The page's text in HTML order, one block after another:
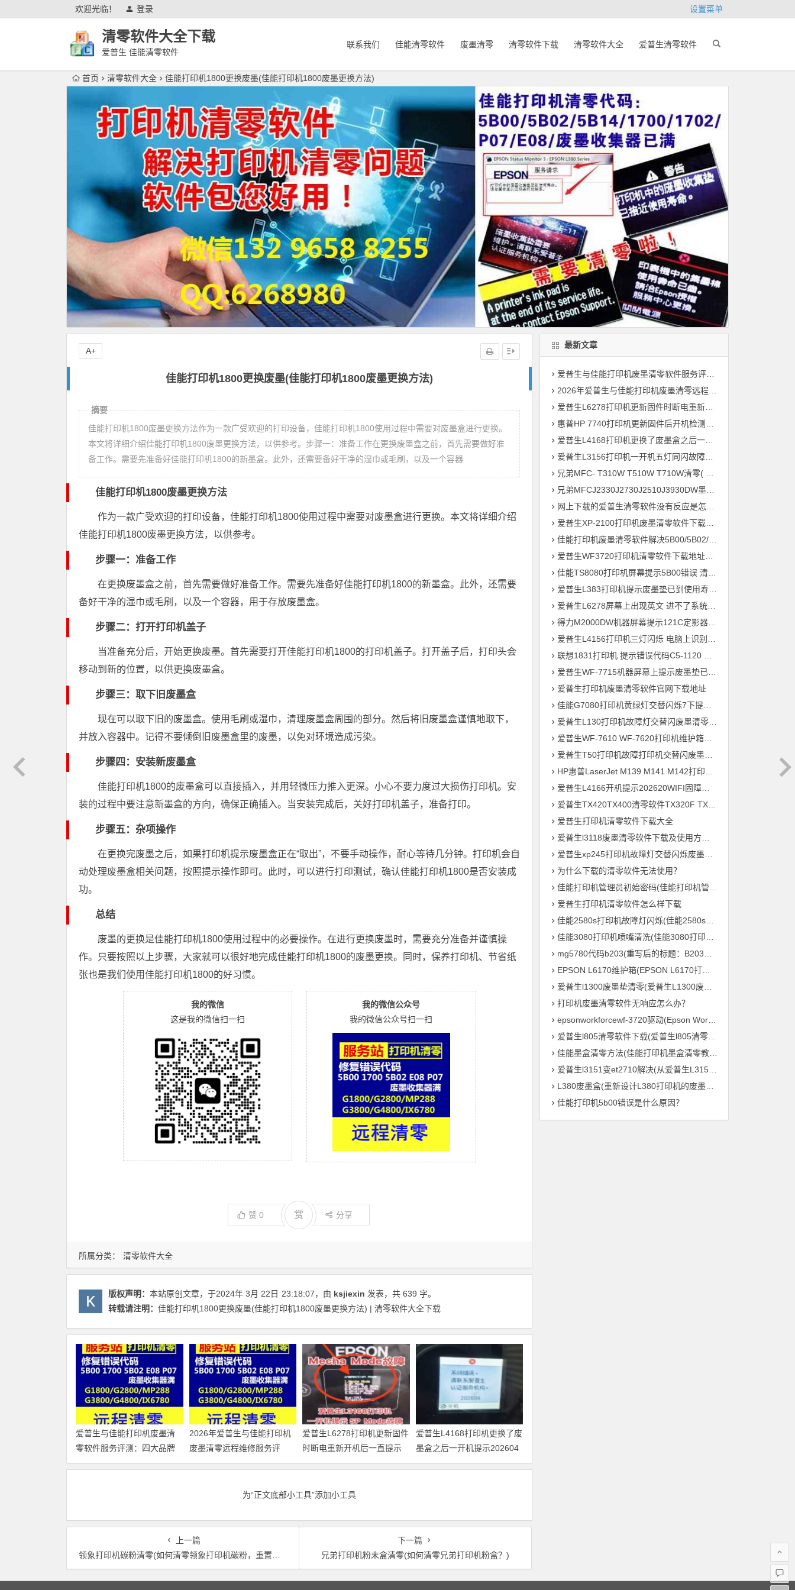
欢迎光临！ 登录 设置菜单
清零软件大全下载
爱普生 佳能清零软件
联系我们 佳能清零软件 废墨清零 清零软件下载 清零软件大全 爱普生清零软件
首页 清零软件大全 佳能打印机1800更换废墨(佳能打印机1800废墨更换方法)
佳能打印机1800更换废墨(佳能打印机1800废墨更换方法)
A+
所属分类： 清零软件大全
摘要
佳能打印机1800废墨更换方法作为一款广受欢迎的打印设备，佳能打印机1800使用过程中需要对废墨盒进行更换。
本文将详细介绍佳能打印机1800废墨更换方法，以供参考。步骤一：准备工作在更换废墨盒之前，首先需要做好准
备工作。需要先准备好佳能打印机1800的新墨盒。此外，还需要备好干净的湿巾或毛刷，以及一个容器
佳能打印机1800废墨更换方法
作为一款广受欢迎的打印设备，佳能打印机1800使用过程中需要对废墨盒进行更换。本文将详细介绍
佳能打印机1800废墨更换方法，以供参考。
步骤一：准备工作
在更换废墨盒之前，首先需要做好准备工作。需要先准备好佳能打印机1800的新墨盒。此外，还需要
备好干净的湿巾或毛刷，以及一个容器，用于存放废墨盒。
步骤二：打开打印机盖子
当准备充分后，开始更换废墨。首先需要打开佳能打印机1800的打印机盖子。打开盖子后，打印头会
移动到新的位置，以供更换废墨盒。
步骤三：取下旧废墨盒
现在可以取下旧的废墨盒。使用毛刷或湿巾，清理废墨盒周围的部分。然后将旧废墨盒谨慎地取下，
并放入容器中。记得不要倾倒旧废墨盒里的废墨，以免对环境造成污染。
步骤四：安装新废墨盒
佳能打印机1800的废墨盒可以直接插入，并用轻微压力推入更深。小心不要力度过大损伤打印机。安
装的过程中要注意新墨盒的方向，确保正确插入。当安装完成后，关好打印机盖子，准备打印。
步骤五：杂项操作
在更换完废墨之后，如果打印机提示废墨盒正在“取出”，不要手动操作，耐心等待几分钟。打印机会自
动处理废墨盒相关问题，按照提示操作即可。此时，可以进行打印测试，确认佳能打印机1800是否安装成
功。
总结
废墨的更换是佳能打印机1800使用过程中的必要操作。在进行更换废墨时，需要充分准备并谨慎操
作。只要按照以上步骤，大家就可以很好地完成佳能打印机1800的废墨更换。同时，保养打印机、节省纸
张也是我们使用佳能打印机1800的好习惯。
我的微信
这是我的微信扫一扫
我的微信公众号
我的微信公众号扫一扫
赞 0 赏 分享
版权声明： 本站原创文章，于2024年 3月 22日 23:18:07，由 ksjiexin 发表，共 639 字。
转载请注明： 佳能打印机1800更换废墨(佳能打印机1800废墨更换方法) | 清零软件大全下载
爱普生与佳能打印机废墨清
零软件服务评测：四大品牌
独立解析
2026年爱普生与佳能打印机
废墨清零远程维修服务评
测：四大品牌独立解析
爱普生L6278打印机更新固件
时断电重新开机后一直提示
Recovery Mode故障
爱普生L4168打印机更换了废
墨盒之后一开机提示202604
故障代码维修
为“正文底部小工具”添加小工具
上一篇
领象打印机碳粉清零(如何清零领象打印机碳粉，重置到初始状态)
下一篇
兄弟打印机粉末盒清零(如何清零兄弟打印机粉盒？)
最新文章
爱普生与佳能打印机废墨清零软件服务评测：四大品牌独立解析
2026年爱普生与佳能打印机废墨清零远程维修服务评测：四大品牌独立解析
爱普生L6278打印机更新固件时断电重新开机后一直提示Recovery Mode故障
惠普HP 7740打印机更新固件后开机检测到非HP芯片刷机降级解决教程
爱普生L4168打印机更换了废墨盒之后一开机提示202604故障代码维修
爱普生L3156打印机一开机五灯同闪故障远程维修
兄弟MFC- T310W T510W T710W清零( 墨水回收盒已满，将满或设备故障46 )
兄弟MFCJ2330J2730J2510J3930DW墨水国收盒已满清零教程
网上下载的爱普生清零软件没有反应是怎么回事 ?
爱普生XP-2100打印机废墨清零软件下载及使用方法
佳能打印机废墨清零软件解决5B00/5B02/1700故障
爱普生WF3720打印机清零软件下载地址大全
佳能TS8080打印机屏幕提示5B00错误 清零快速解决问题
爱普生L383打印机提示废墨垫已到使用寿命通过清零快速解决问题
爱普生L6278屏幕上出现英文 进不了系统 刷固件快速解决问题
得力M2000DW机器屏幕提示121C定影器错误 快速解决方法
爱普生L4156打印机三灯闪烁 电脑上识别ET-2700型号 刷固件快速解决问题
联想1831打印机 提示错误代码C5-1120 C6-1120提示更换新的转印带装置 定影组件装置 快速解决方案
爱普生WF-7715机器屏幕上提示废墨垫已到使用寿命用软件清零快速解决问题
爱普生打印机废墨清零软件官网下载地址
佳能G7080打印机黄绿灯交替闪烁7下提示5B00废墨清零教程
爱普生L130打印机故障灯交替闪废墨清零软件下载方法教程
爱普生WF-7610 WF-7620打印机维护箱寿命清零不识别墨盒远程刷机
爱普生T50打印机故障打印机交替闪废墨清零软件下载教程
HP惠普LaserJet M139 M141 M142打印机屏幕显示电脑上识别机器型号为3020
爱普生L4166开机提示202620WIFI固障维修教程
爱普生TX420TX400清零软件TX320F TX700w打印机废墨收集垫满
爱普生打印机清零软件下载大全
爱普生l3118废墨清零软件下载及使用方法教程
爱普生xp245打印机故障灯交替闪烁废墨清零软件下载及使用方法教程
为什么下载的清零软件无法使用？
佳能打印机管理员初始密码(佳能打印机管理员默认密码是什么？)
爱普生打印机清零软件怎么样下载
佳能2580s打印机故障灯闪烁(佳能2580s打印机故障灯频繁闪烁怎么办？)
佳能3080打印机喷嘴清洗(佳能3080打印机喷头清理方法)
mg5780代码b203(重写后的标题：B203毛绒鸟打印机 – MG5780系列的新成员)
EPSON L6170维护箱(EPSON L6170打印机维护盒的重要性)
爱普生l1300废墨垫清零(爱普生L1300废墨垫重置，让您的打印机继续高效输出！)
打印机废墨清零软件无响应怎么办？
epsonworkforcewf-3720驱动(Epson WorkForce WF-3720 打印机驱动下载及安装教程)
爱普生l805清零软件下载(爱普生l805清零软件免费下载)
佳能墨盒清零方法(佳能打印机墨盒清零教程，轻松零成本重复利用)
爱普生l3151变et2710解决(从爱普生L3151到ET2710：打印机参数全解析)
L380废墨盒(重新设计L380打印机的废墨处理系统)
佳能打印机5b00错误是什么原因？